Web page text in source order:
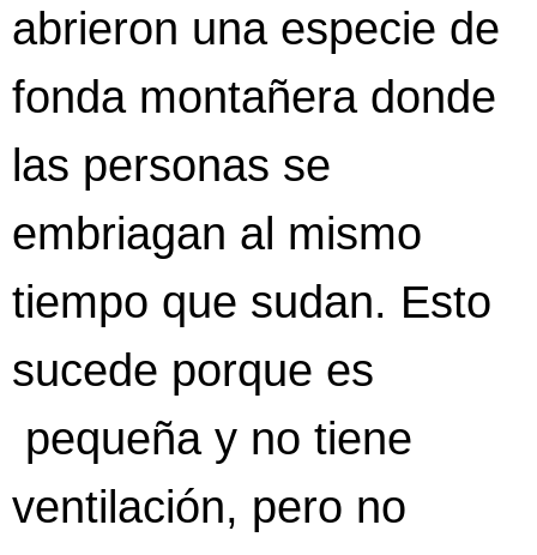
abrieron una especie de
fonda montañera donde
las personas se
embriagan al mismo
tiempo que sudan. Esto
sucede porque es
pequeña y no tiene
ventilación, pero no